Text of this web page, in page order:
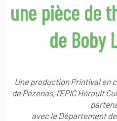
une pièce de
de Boby
Une production Printival en
de Pézenas, l’EPIC Hérault
avec le Département de